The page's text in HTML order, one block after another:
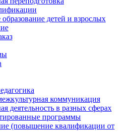
детей и взрослых
коммуникация
деятельность в разных сферах
программы
(повышение квалификации от